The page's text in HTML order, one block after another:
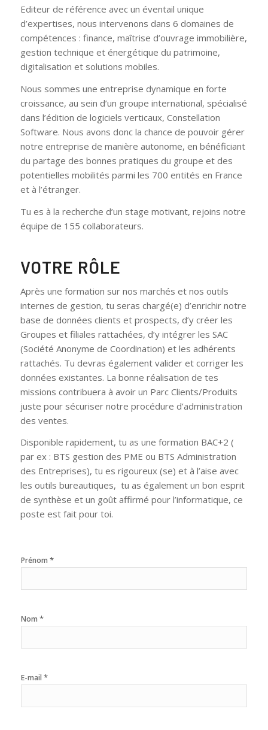
Editeur de référence avec un éventail unique
d’expertises, nous intervenons dans 6 domaines de
compétences : finance, maîtrise d’ouvrage immobilière,
gestion technique et énergétique du patrimoine,
digitalisation et solutions mobiles.
Nous sommes une entreprise dynamique en forte
croissance, au sein d’un groupe international, spécialisé
dans l’édition de logiciels verticaux, Constellation
Software. Nous avons donc la chance de pouvoir gérer
notre entreprise de manière autonome, en bénéficiant
du partage des bonnes pratiques du groupe et des
potentielles mobilités parmi les 700 entités en France
et à l’étranger.
Tu es à la recherche d’un stage motivant, rejoins notre
équipe de 155 collaborateurs.
VOTRE RÔLE
Après une formation sur nos marchés et nos outils
internes de gestion, tu seras chargé(e) d’enrichir notre
base de données clients et prospects, d’y créer les
Groupes et filiales rattachées, d’y intégrer les SAC
(Société Anonyme de Coordination) et les adhérents
rattachés. Tu devras également valider et corriger les
données existantes. La bonne réalisation de tes
missions contribuera à avoir un Parc Clients/Produits
juste pour sécuriser notre procédure d’administration
des ventes.
Disponible rapidement, tu as une formation BAC+2 (
par ex : BTS gestion des PME ou BTS Administration
des Entreprises), tu es rigoureux (se) et à l’aise avec
les outils bureautiques, tu as également un bon esprit
de synthèse et un goût affirmé pour l’informatique, ce
poste est fait pour toi.
Prénom *
Nom *
E-mail *